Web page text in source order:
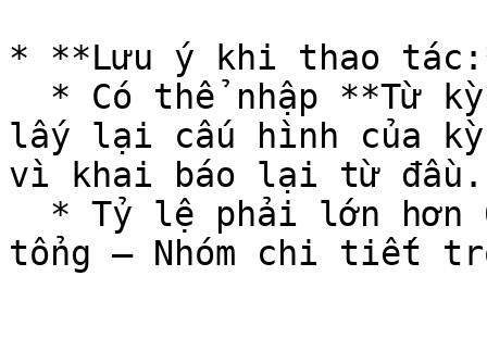
* **Lưu ý khi thao
lấy lại cấu hình của
vì khai báo lại từ đầu.